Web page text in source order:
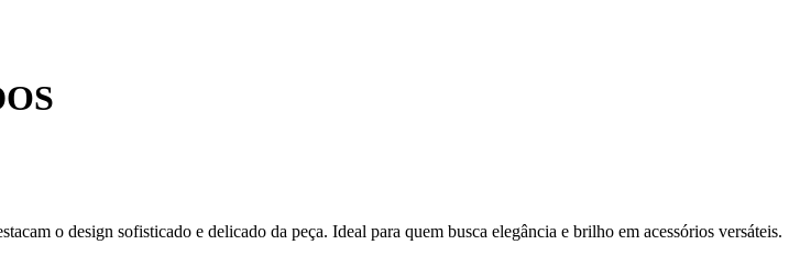
o design sofisticado e delicado da peça. Ideal para quem busca elegância e brilho em acessórios versáteis.